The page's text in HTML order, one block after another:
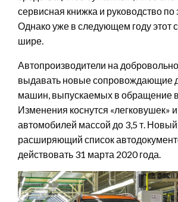
сервисная книжка и руководство по
Однако уже в следующем году этот
шире.
Автопроизводители на
выдавать новые сопровождающие
машин, выпускаемых в обращение в
Изменения коснутся «легковушек»
автомобилей массой до 3,5 т. Новый
расширяющий список
действовать 31 марта 2020 года.